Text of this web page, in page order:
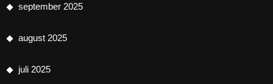
september 2025
august 2025
juli 2025